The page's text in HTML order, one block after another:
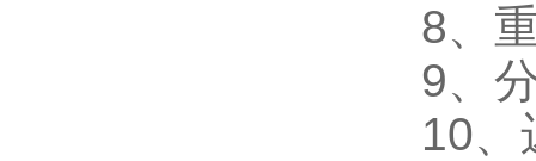
8、
9、
10、